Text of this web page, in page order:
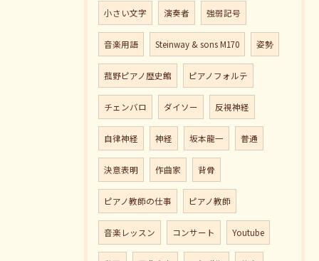
小さい文字 演奏者 強弱記号
音楽用語 Steinway & sons M170 姿勢
菰野ピアノ歴史館 ピアノフォルテ
チェンバロ ダイソー 反視神経
自律神経 神経 坂本龍一 普通
決意表明 作曲家 背骨
ピアノ教師の仕事 ピアノ教師
音楽レッスン コンサート Youtube